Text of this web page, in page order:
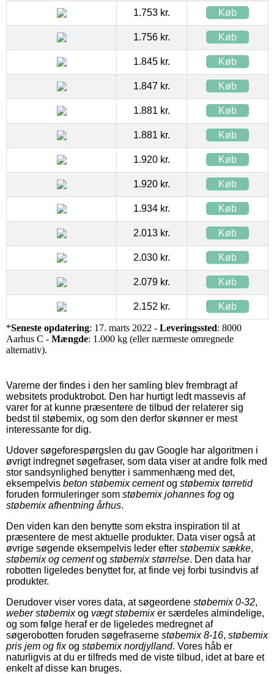
1.753 kr. Køb
1.756 kr. Køb
1.845 kr. Køb
1.847 kr. Køb
1.881 kr. Køb
1.881 kr. Køb
1.920 kr. Køb
1.920 kr. Køb
1.934 kr. Køb
2.013 kr. Køb
2.030 kr. Køb
2.079 kr. Køb
2.152 kr. Køb
*Seneste opdatering: 17. marts 2022 - Leveringssted: 8000
Aarhus C - Mængde: 1.000 kg (eller nærmeste omregnede
alternativ).
Varerne der findes i den her samling blev frembragt af
websitets produktrobot. Den har hurtigt ledt massevis af
varer for at kunne præsentere de tilbud der relaterer sig
bedst til støbemix, og som den derfor skønner er mest
interessante for dig.
Udover søgeforespørgslen du gav Google har algoritmen i
øvrigt indregnet søgefraser, som data viser at andre folk med
stor sandsynlighed benytter i sammenhæng med det,
eksempelvis beton støbemix cementog støbemix tørretid
foruden formuleringer som støbemix johannes fog og
støbemix afhentning århus.
Den viden kan den benytte som ekstra inspiration til at
præsentere de mest aktuelle produkter. Data viser også at
øvrige søgende eksempelvis leder efter støbemix sække,
støbemix og cementog støbemix størrelse. Den data har
robotten ligeledes benyttet for, at finde vej forbi tusindvis af
produkter.
Derudover viser vores data, at søgeordene støbemix 0-32,
weber støbemixog vægt støbemixer særdeles almindelige,
og som følge heraf er de ligeledes medregnet af
søgerobotten foruden søgefraserne støbemix 8-16, støbemix
pris jem og fixog støbemix nordjylland. Vores håb er
naturligvis at du er tilfreds med de viste tilbud, idet at bare et
enkelt af disse kan bruges.